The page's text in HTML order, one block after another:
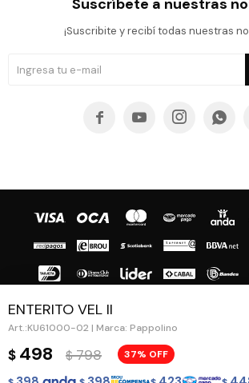
ENTERITO VEL II
KU61000-02 | Marca: Pappolino
$ 498 $ 798 37
Suscríbete a nuestras
¡Suscribite y recibí todas nuestras
   